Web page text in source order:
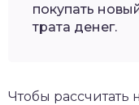
покупать
трата денег.
Чтобы